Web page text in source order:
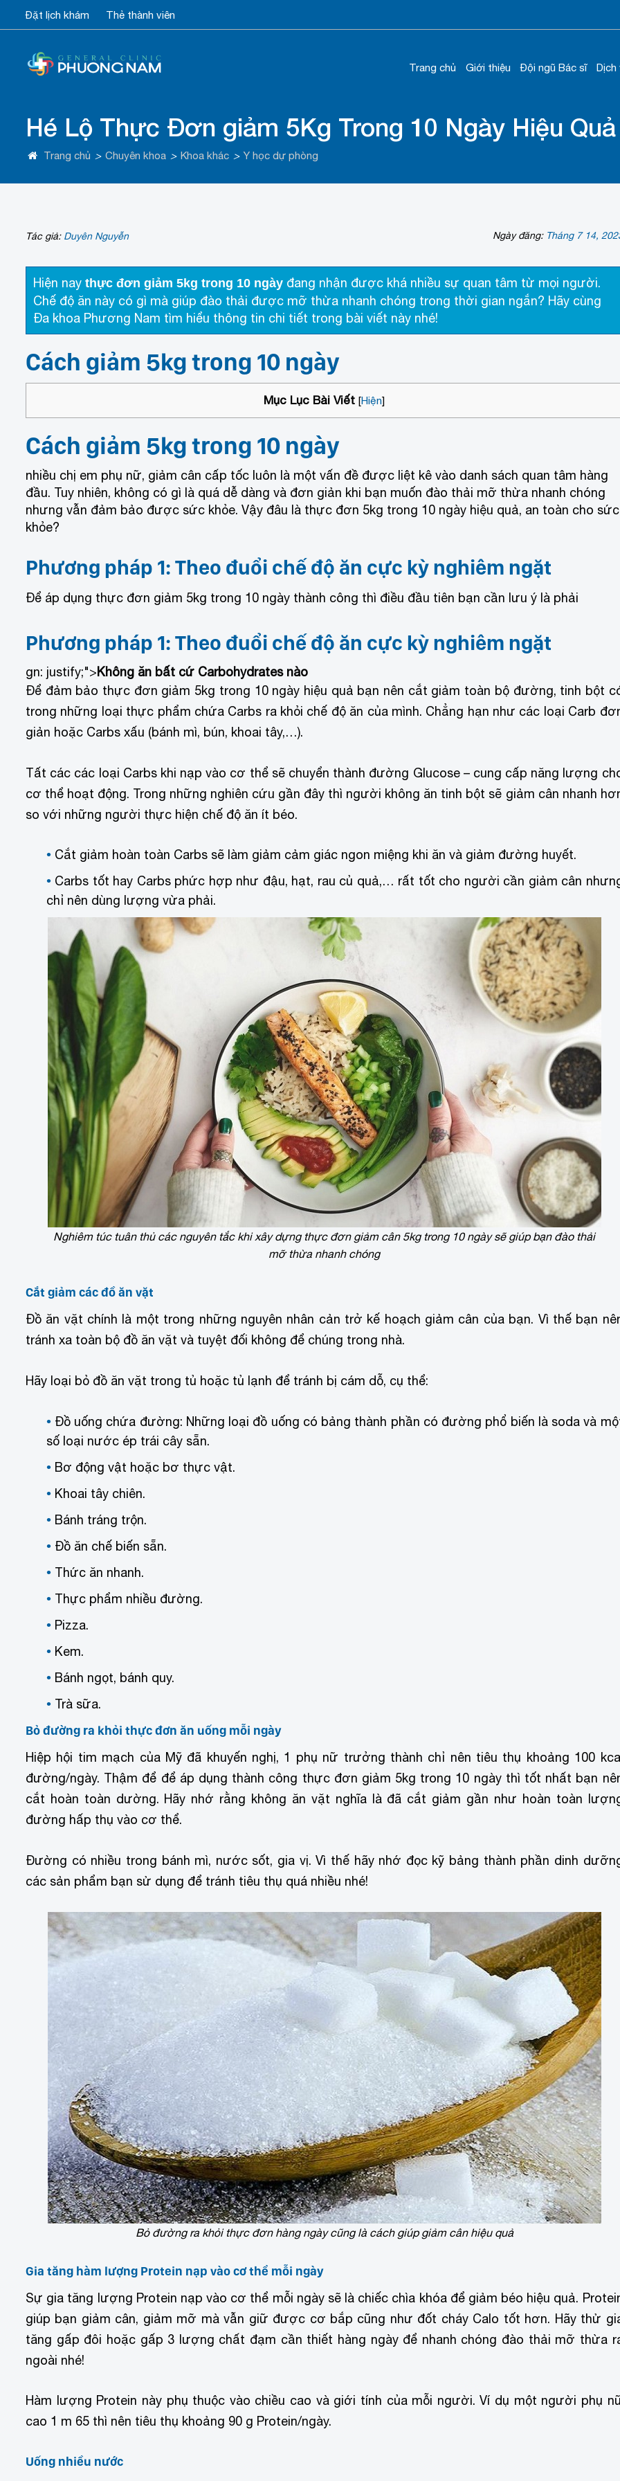
Đặt lịch khám Thẻ thành viên
Trang chủ Giới thiệu Đội ngũ Bác sĩ Dịch
Hé Lộ Thực Đơn giảm 5Kg Trong 10 Ngày Hiệu
Trang chủ > Chuyên khoa > Khoa khác > Y học dự phòng
Tác giả: Duyên Nguyễn Ngày đăng: Tháng 7 14,
Hiện nay thực đơn giảm 5kg trong 10 ngày đang nhận được khá nhiều sự quan tâm từ mọi người.
Chế độ ăn này có gì mà giúp đào thải được mỡ thừa nhanh chóng trong thời gian ngắn? Hãy cùng
Đa khoa Phương Nam tìm hiểu thông tin chi tiết trong bài viết này nhé!
Cách giảm 5kg trong 10 ngày
Mục Lục Bài Viết [Hiện]
Cách giảm 5kg trong 10 ngày
nhiều chị em phụ nữ, giảm cân cấp tốc luôn là một vấn đề được liệt kê vào danh sách quan tâm hàng
đầu. Tuy nhiên, không có gì là quá dễ dàng và đơn giản khi bạn muốn đào thải mỡ thừa nhanh chóng
nhưng vẫn đảm bảo được sức khỏe. Vậy đâu là thực đơn 5kg trong 10 ngày hiệu quả, an toàn cho sức
khỏe?
Phương pháp 1: Theo đuổi chế độ ăn cực kỳ nghiêm ngặt
Để áp dụng thực đơn giảm 5kg trong 10 ngày thành công thì điều đầu tiên bạn cần lưu ý là phải
Phương pháp 1: Theo đuổi chế độ ăn cực kỳ nghiêm ngặt
gn: justify;">Không ăn bất cứ Carbohydrates nào
Để đảm bảo thực đơn giảm 5kg trong 10 ngày hiệu quả bạn nên cắt giảm toàn bộ đường, tinh bột
trong những loại thực phẩm chứa Carbs ra khỏi chế độ ăn của mình. Chẳng hạn như các loại Carb
giản hoặc Carbs xấu (bánh mì, bún, khoai tây,…).
Tất các các loại Carbs khi nạp vào cơ thể sẽ chuyển thành đường Glucose – cung cấp năng lượng
cơ thể hoạt động. Trong những nghiên cứu gần đây thì người không ăn tinh bột sẽ giảm cân nhanh
so với những người thực hiện chế độ ăn ít béo.
Cắt giảm hoàn toàn Carbs sẽ làm giảm cảm giác ngon miệng khi ăn và giảm đường huyết.
Carbs tốt hay Carbs phức hợp như đậu, hạt, rau củ quả,… rất tốt cho người cần giảm cân
chỉ nên dùng lượng vừa phải.
Nghiêm túc tuân thủ các nguyên tắc khi xây dựng thực đơn giảm cân 5kg trong 10 ngày sẽ giúp bạn đào thải
mỡ thừa nhanh chóng
Cắt giảm các đồ ăn vặt
Đồ ăn vặt chính là một trong những nguyên nhân cản trở kế hoạch giảm cân của bạn. Vì thế bạn
tránh xa toàn bộ đồ ăn vặt và tuyệt đối không để chúng trong nhà.
Hãy loại bỏ đồ ăn vặt trong tủ hoặc tủ lạnh để tránh bị cám dỗ, cụ thể:
Đồ uống chứa đường: Những loại đồ uống có bảng thành phần có đường phổ biến là soda và
số loại nước ép trái cây sẵn.
Bơ động vật hoặc bơ thực vật.
Khoai tây chiên.
Bánh tráng trộn.
Đồ ăn chế biến sẵn.
Thức ăn nhanh.
Thực phẩm nhiều đường.
Pizza.
Kem.
Bánh ngọt, bánh quy.
Trà sữa.
Bỏ đường ra khỏi thực đơn ăn uống mỗi ngày
Hiệp hội tim mạch của Mỹ đã khuyến nghị, 1 phụ nữ trưởng thành chỉ nên tiêu thụ khoảng 100
đường/ngày. Thậm để để áp dụng thành công thực đơn giảm 5kg trong 10 ngày thì tốt nhất bạn
cắt hoàn toàn dường. Hãy nhớ rằng không ăn vặt nghĩa là đã cắt giảm gần như hoàn toàn
đường hấp thụ vào cơ thể.
Đường có nhiều trong bánh mì, nước sốt, gia vị. Vì thế hãy nhớ đọc kỹ bảng thành phần dinh
các sản phẩm bạn sử dụng để tránh tiêu thụ quá nhiều nhé!
Bỏ đường ra khỏi thực đơn hàng ngày cũng là cách giúp giảm cân hiệu quả
Gia tăng hàm lượng Protein nạp vào cơ thể mỗi ngày
Sự gia tăng lượng Protein nạp vào cơ thể mỗi ngày sẽ là chiếc chìa khóa để giảm béo hiệu quả.
giúp bạn giảm cân, giảm mỡ mà vẫn giữ được cơ bắp cũng như đốt cháy Calo tốt hơn. Hãy thử
tăng gấp đôi hoặc gấp 3 lượng chất đạm cần thiết hàng ngày để nhanh chóng đào thải mỡ thừa
ngoài nhé!
Hàm lượng Protein này phụ thuộc vào chiều cao và giới tính của mỗi người. Ví dụ một người phụ
cao 1 m 65 thì nên tiêu thụ khoảng 90 g Protein/ngày.
Uống nhiều nước